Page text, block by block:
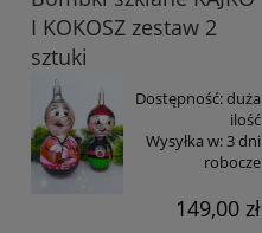
I KOKOSZ zestaw 2
sztuki
Dostępność:duża
ilość
Wysyłka w:3 dni
robocze
149,00 zł